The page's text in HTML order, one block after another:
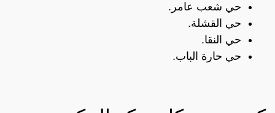
حي شعب عامر.
حي القشلة.
حي النقا.
حي حارة الباب.